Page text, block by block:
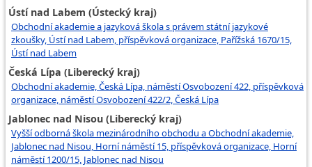
Ústí nad Labem (Ústecký kraj)
Obchodní akademie a jazyková škola s právem státní jazykové
zkoušky, Ústí nad Labem, příspěvková organizace, Pařížská 1670/15,
Ústí nad Labem
Česká Lípa (Liberecký kraj)
Obchodní akademie, Česká Lípa, náměstí Osvobození 422, příspěvková
organizace, náměstí Osvobození 422/2, Česká Lípa
Jablonec nad Nisou (Liberecký kraj)
Vyšší odborná škola mezinárodního obchodu a Obchodní akademie,
Jablonec nad Nisou, Horní náměstí 15, příspěvková organizace, Horní
náměstí 1200/15, Jablonec nad Nisou